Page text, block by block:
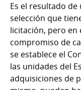
Es el resultado
selección que
licitación, pero en
compromiso de
se establece el
las unidades del
adquisiciones de